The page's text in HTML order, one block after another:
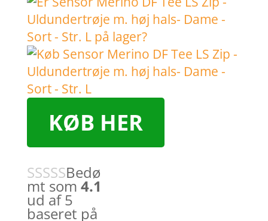
KØB HER
Bedø
mt som 4.1
ud af 5
baseret på